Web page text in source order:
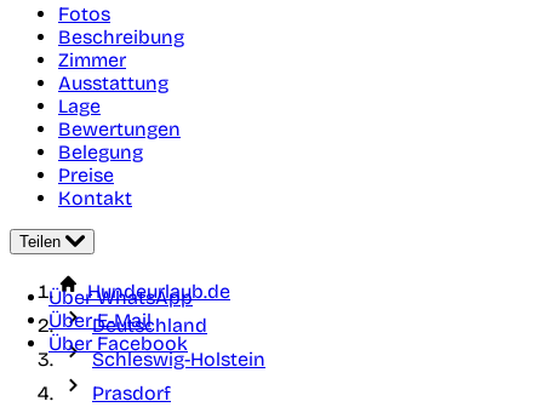
Fotos
Beschreibung
Zimmer
Ausstattung
Lage
Bewertungen
Belegung
Preise
Kontakt
Teilen
Über WhatsApp
Über E-Mail
Über Facebook
Hundeurlaub.de
Deutschland
Schleswig-Holstein
Prasdorf